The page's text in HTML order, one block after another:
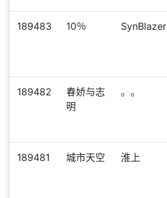
189483 10％ SynBlazer
189482
春娇与志
明
。。
189481 城市天空 淮上